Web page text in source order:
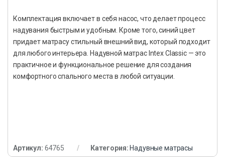
Комплектация включает в себя насос, что делает процесс
надувания быстрым и удобным. Кроме того, синий цвет
придает матрасу стильный внешний вид, который подходит
для любого интерьера. Надувной матрас Intex Classic — это
практичное и функциональное решение для создания
комфортного спального места в любой ситуации.
Артикул: 64765 Категория: Надувные матрасы